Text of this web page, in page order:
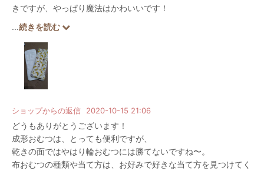
きですが、やっぱり魔法はかわいいです！
うちは1歳半という月齢もあり、尿量が多いので、こちらのイン
サーツ1枚だけで使ったことがないのですが、輪オムツとこちら
のインサーツ2枚重ねで外に2.3時間ほど出かけてもオムツカバー
まで漏れたことがありません。
あと、晴れてる日なら夜洗って朝には乾いていますが、天気が悪
い日は湿っています。乾きやすさはやはり輪オムツが一番なの
...続きを読む
ショップからの返信 2020-10-15 21:06
どうもありがとうございます！
成形おむつは、とっても便利ですが、
乾きの面ではやはり輪おむつには勝てないですね〜。
布おむつの種類や当て方は、お好みで好きな当て方を見つけてく